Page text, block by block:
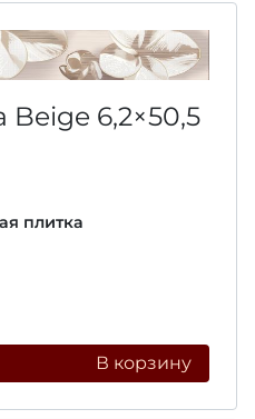
Beige 6,2×50,5
плитка
В корзину